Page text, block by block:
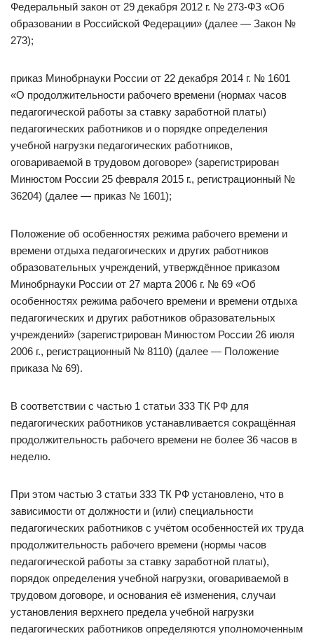
Федеральный закон от 29 декабря 2012 г. № 273-ФЗ «Об
образовании в Российской Федерации» (далее — Закон №
273);
приказ Минобрнауки России от 22 декабря 2014 г. № 1601
«О продолжительности рабочего времени (нормах часов
педагогической работы за ставку заработной платы)
педагогических работников и о порядке определения
учебной нагрузки педагогических работников,
оговариваемой в трудовом договоре» (зарегистрирован
Минюстом России 25 февраля 2015 г., регистрационный №
36204) (далее — приказ № 1601);
Положение об особенностях режима рабочего времени и
времени отдыха педагогических и других работников
образовательных учреждений, утверждённое приказом
Минобрнауки России от 27 марта 2006 г. № 69 «Об
особенностях режима рабочего времени и времени отдыха
педагогических и других работников образовательных
учреждений» (зарегистрирован Минюстом России 26 июля
2006 г., регистрационный № 8110) (далее — Положение
приказа № 69).
В соответствии с частью 1 статьи 333 ТК РФ для
педагогических работников устанавливается сокращённая
продолжительность рабочего времени не более 36 часов в
неделю.
При этом частью 3 статьи 333 ТК РФ установлено, что в
зависимости от должности и (или) специальности
педагогических работников с учётом особенностей их труда
продолжительность рабочего времени (нормы часов
педагогической работы за ставку заработной платы),
порядок определения учебной нагрузки, оговариваемой в
трудовом договоре, и основания её изменения, случаи
установления верхнего предела учебной нагрузки
педагогических работников определяются уполномоченным